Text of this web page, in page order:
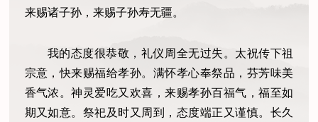
来赐诸子孙，来赐子孙寿无疆。
我的态度很恭敬，礼仪周全无过失。太祝传下祖
宗意，快来赐福给孝孙。满怀孝心奉祭品，芬芳味美
香气浓。神灵爱吃又欢喜，来赐孝孙百福气，福至如
期又如意。祭祀及时又周到，态度端正又谨慎。长久